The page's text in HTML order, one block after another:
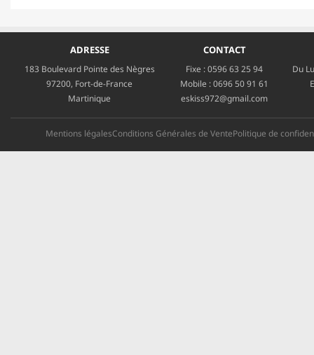
ADRESSE
183 Boulevard Pointe des Nègres
97200, Fort-de-France
Martinique
CONTACT
Fixe :0596 63 25 94
Mobile :0696 50 91 61
eskiss972@gmail.com
Du
Mentions légalesConditions Générales de VentePolitique de